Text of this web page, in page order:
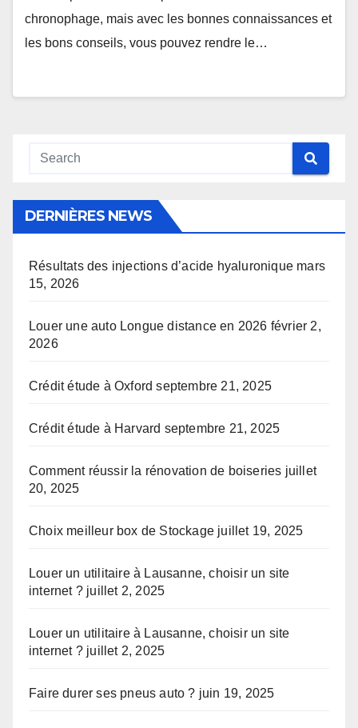
chronophage, mais avec les bonnes connaissances et
les bons conseils, vous pouvez rendre le…
DERNIÈRES NEWS
Résultats des injections d’acide hyaluronique mars
15, 2026
Louer une auto Longue distance en 2026 février 2,
2026
Crédit étude à Oxford septembre 21, 2025
Crédit étude à Harvard septembre 21, 2025
Comment réussir la rénovation de boiseries juillet
20, 2025
Choix meilleur box de Stockage juillet 19, 2025
Louer un utilitaire à Lausanne, choisir un site
internet ? juillet 2, 2025
Louer un utilitaire à Lausanne, choisir un site
internet ? juillet 2, 2025
Faire durer ses pneus auto ? juin 19, 2025